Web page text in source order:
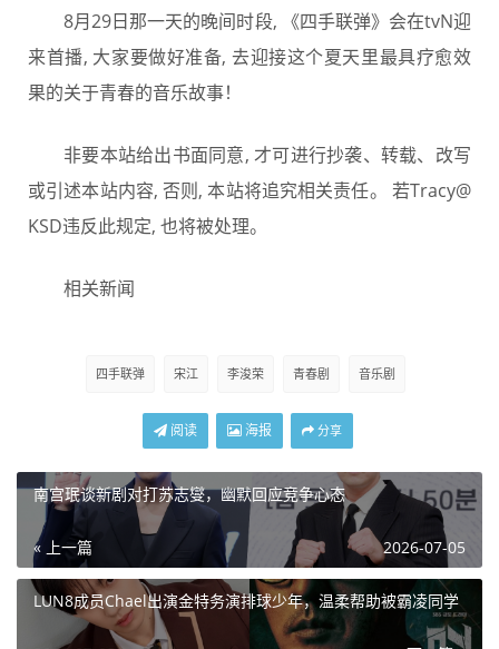
8月29日那一天的晚间时段, 《四手联弹》会在tvN迎
来首播, 大家要做好准备, 去迎接这个夏天里最具疗愈效
果的关于青春的音乐故事！
非要本站给出书面同意, 才可进行抄袭、转载、改写
或引述本站内容, 否则, 本站将追究相关责任。 若Tracy@
KSD违反此规定, 也将被处理。
相关新闻
四手联弹 宋江 李浚荣 青春剧 音乐剧
阅读 海报 分享
南宫珉谈新剧对打苏志燮，幽默回应竞争心态
« 上一篇 2026-07-05
LUN8成员Chael出演金特务演排球少年，温柔帮助被霸凌同学